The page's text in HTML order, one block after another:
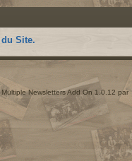
Site.
Multiple Newsletters Add On 1.0.12 par